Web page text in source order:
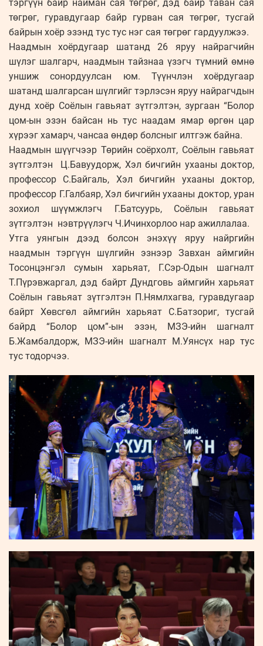
тэргүүн байр найман сая төгрөг, дэд байр таван сая
төгрөг, гуравдугаар байр гурван сая төгрөг, тусгай
байрын хоёр эзэнд тус тус нэг сая төгрөг гардуулжээ.
Наадмын хоёрдугаар шатанд 26 яруу найрагчийн
шүлэг шалгарч, наадмын тайзнаа үзэгч түмний өмнө
уншиж сонордуулсан юм. Түүнчлэн хоёрдугаар
шатанд шалгарсан шүлгийг тэрлэсэн яруу найрагчдын
дунд хоёр Соёлын гавьяат зүтгэлтэн, зургаан “Болор
цом-ын эзэн байсан нь тус наадам ямар өргөн цар
хүрээг хамарч, чансаа өндөр болсныг илтгэж байна.
Наадмын шүүгчээр Төрийн соёрхолт, Соёлын гавьяат
зүтгэлтэн Ц.Бавуудорж, Хэл бичгийн ухааны доктор,
профессор С.Байгаль, Хэл бичгийн ухааны доктор,
профессор Г.Галбаяр, Хэл бичгийн ухааны доктор, уран
зохиол шүүмжлэгч Г.Батсуурь, Соёлын гавьяат
зүтгэлтэн нэвтрүүлэгч Ч.Ичинхорлоо нар ажиллалаа.
Утга уянгын дээд болсон энэхүү яруу найргийн
наадмын тэргүүн шүлгийн эзнээр Завхан аймгийн
Тосонцэнгэл сумын харьяат, Г.Сэр-Одын шагналт
Т.Пүрэвжаргал, дэд байрт Дундговь аймгийн харьяат
Соёлын гавьяат зүтгэлтэн П.Нямлхагва, гуравдугаар
байрт Хөвсгөл аймгийн харьяат С.Батзориг, тусгай
байрд “Болор цом”-ын эзэн, МЗЭ-ийн шагналт
Б.Жамбалдорж, МЗЭ-ийн шагналт М.Уянсүх нар тус
тус тодорчээ.